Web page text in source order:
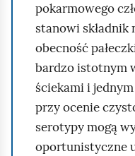
pokarmowego
stanowi
obecność
bardzo istotnym
ściekami i
przy ocenie
serotypy mogą
oportunistyczne